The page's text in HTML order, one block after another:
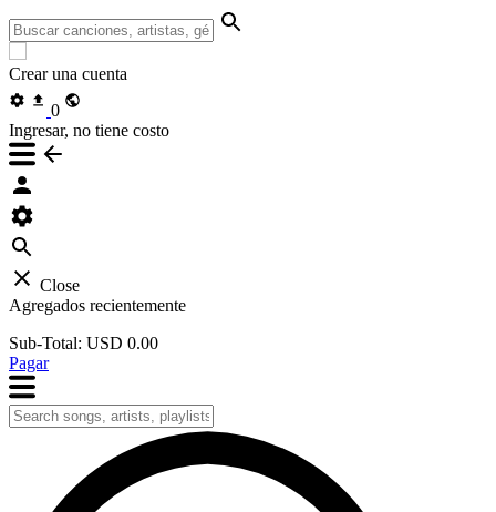
Crear una cuenta
0
Ingresar, no tiene costo
Close
Agregados recientemente
Sub-Total: USD 0.00
Pagar